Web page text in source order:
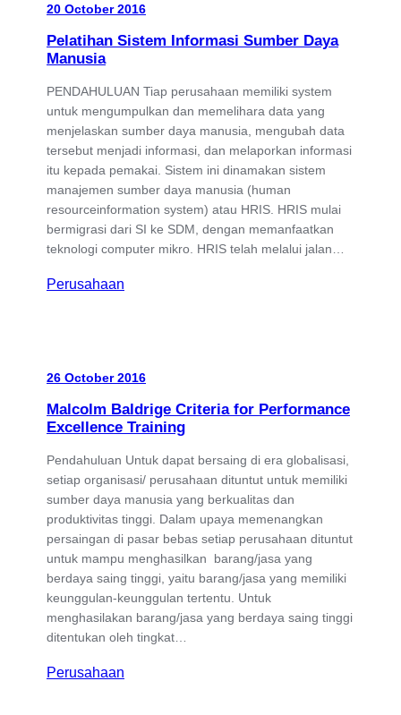
20 October 2016
Pelatihan Sistem Informasi Sumber Daya
Manusia
PENDAHULUAN Tiap perusahaan memiliki system
untuk mengumpulkan dan memelihara data yang
menjelaskan sumber daya manusia, mengubah data
tersebut menjadi informasi, dan melaporkan informasi
itu kepada pemakai. Sistem ini dinamakan sistem
manajemen sumber daya manusia (human
resourceinformation system) atau HRIS. HRIS mulai
bermigrasi dari SI ke SDM, dengan memanfaatkan
teknologi computer mikro. HRIS telah melalui jalan…
Perusahaan
26 October 2016
Malcolm Baldrige Criteria for Performance
Excellence Training
Pendahuluan Untuk dapat bersaing di era globalisasi,
setiap organisasi/ perusahaan dituntut untuk memiliki
sumber daya manusia yang berkualitas dan
produktivitas tinggi. Dalam upaya memenangkan
persaingan di pasar bebas setiap perusahaan dituntut
untuk mampu menghasilkan barang/jasa yang
berdaya saing tinggi, yaitu barang/jasa yang memiliki
keunggulan-keunggulan tertentu. Untuk
menghasilakan barang/jasa yang berdaya saing tinggi
ditentukan oleh tingkat…
Perusahaan